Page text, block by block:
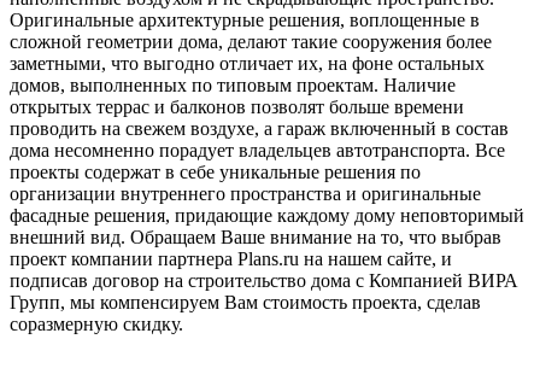
Оригинальные архитектурные решения, воплощенные в
сложной геометрии дома, делают такие сооружения более
заметными, что выгодно отличает их, на фоне остальных
домов, выполненных по типовым проектам. Наличие
открытых террас и балконов позволят больше времени
проводить на свежем воздухе, а гараж включенный в состав
дома несомненно порадует владельцев автотранспорта. Все
проекты содержат в себе уникальные решения по
организации внутреннего пространства и оригинальные
фасадные решения, придающие каждому дому неповторимый
внешний вид. Обращаем Ваше внимание на то, что выбрав
проект компании партнера Plans.ru на нашем сайте, и
подписав договор на строительство дома с Компанией ВИРА
Групп, мы компенсируем Вам стоимость проекта, сделав
соразмерную скидку.